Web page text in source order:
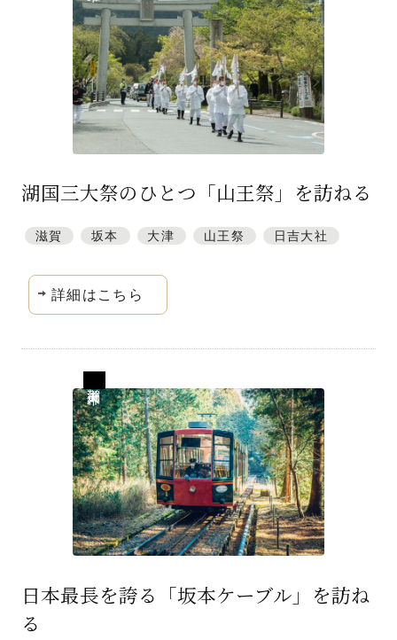
湖国三大祭のひとつ「山王祭」を訪ねる
滋賀 坂本 大津 山王祭 日吉大社
詳細はこちら
日本最長を誇る「坂本ケーブル」を訪ね
る